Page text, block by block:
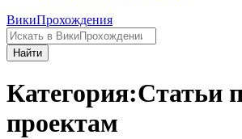
ВикиПрохождения
Найти
Категория:Статьи
проектам